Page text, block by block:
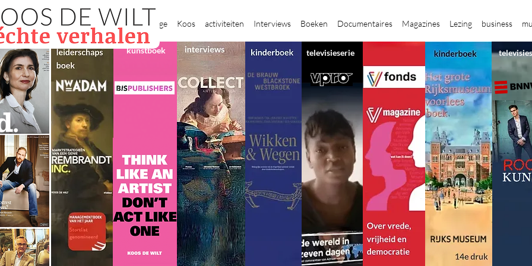
New Page Koos activiteiten Interviews Boeken Documentaires Magazines Lezing business
kunstboek televisieserie